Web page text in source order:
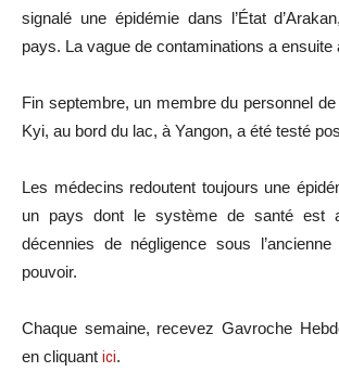
signalé une épidémie dans l’État
pays. La vague de contaminations a ensuite
Fin septembre, un membre du personnel
Kyi, au bord du lac, à Yangon, a été testé
Les médecins redoutent toujours une
un pays dont le système de santé est
décennies de négligence sous
pouvoir.
Chaque semaine, recevez Gavroche
en cliquant ici.